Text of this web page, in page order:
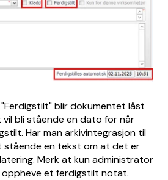
blir dokumentet låst
bli stående en dato for når
Har man arkivintegrasjon til
stående en tekst om at det er
Merk at kun administrator
et ferdigstilt notat.